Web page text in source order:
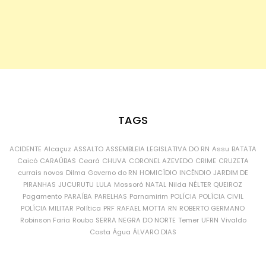
TAGS
ACIDENTE Alcaçuz ASSALTO ASSEMBLEIA LEGISLATIVA DO RN Assu BATATA
Caicó CARAÚBAS Ceará CHUVA CORONEL AZEVEDO CRIME CRUZETA
currais novos Dilma Governo do RN HOMICÍDIO INCÊNDIO JARDIM DE
PIRANHAS JUCURUTU LULA Mossoró NATAL Nilda NÉLTER QUEIROZ
Pagamento PARAÍBA PARELHAS Parnamirim POLÍCIA POLÍCIA CIVIL
POLÍCIA MILITAR Política PRF RAFAEL MOTTA RN ROBERTO GERMANO
Robinson Faria Roubo SERRA NEGRA DO NORTE Temer UFRN Vivaldo
Costa Água ÁLVARO DIAS